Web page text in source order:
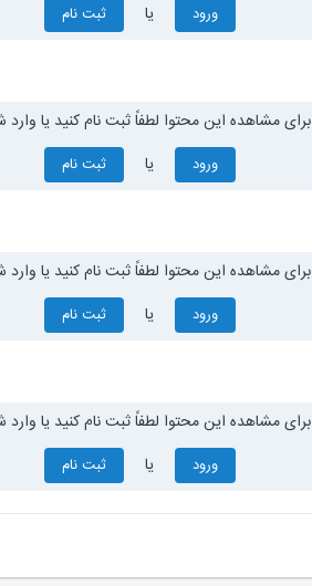
ورود یا ثبت نام
برای مشاهده این محتوا لطفاً ثبت نام کنید یا وارد
ورود یا ثبت نام
برای مشاهده این محتوا لطفاً ثبت نام کنید یا وارد
ورود یا ثبت نام
برای مشاهده این محتوا لطفاً ثبت نام کنید یا وارد
ورود یا ثبت نام